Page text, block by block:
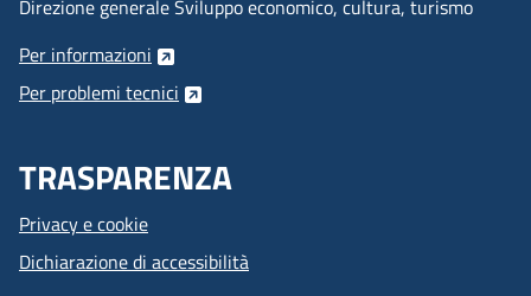
Direzione generale Sviluppo economico, cultura, turismo
Per informazioni
Per problemi tecnici
TRASPARENZA
Privacy e cookie
Dichiarazione di accessibilità